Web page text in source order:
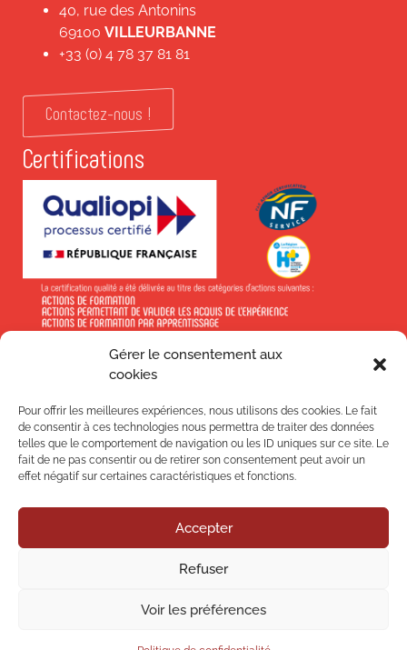
Gérer le consentement aux
cookies
Pour offrir les meilleures expériences, nous utilisons des cookies. Le fait
de consentir à ces technologies nous permettra de traiter des données
telles que le comportement de navigation ou les ID uniques sur ce site. Le
fait de ne pas consentir ou de retirer son consentement peut avoir un
effet négatif sur certaines caractéristiques et fonctions.
Accepter
Refuser
Voir les préférences
40, rue des Antonins
69100 VILLEURBANNE
+33 (0) 4 78 37 81 81
Contactez-nous !
Certifications
En savoir +
Suivez-nous !